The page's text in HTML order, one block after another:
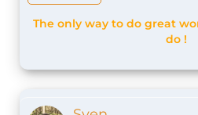
The only way to do great
do !